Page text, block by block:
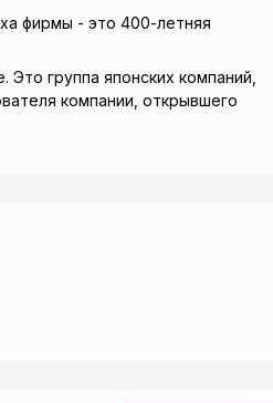
фирмы - это 400-летняя
группа японских компаний,
компании, открывшего